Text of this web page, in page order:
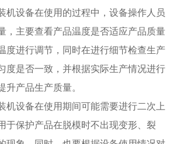
机设备在使用的过程中，设备操作人员
，主要查看产品温度是否适应产品质量
度进行调节，同时在进行细节检查生产
度是否一致，并根据实际生产情况进行
升产品生产质量。
机设备在使用期间可能需要进行二次上
于保护产品在脱模时不出现变形、裂